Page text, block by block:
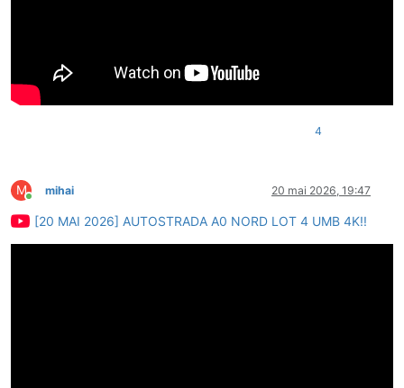
4
M
Conectat
mihai 20 mai 2026, 19:47
[20 MAI 2026] AUTOSTRADA A0 NORD LOT 4 UMB 4K!!